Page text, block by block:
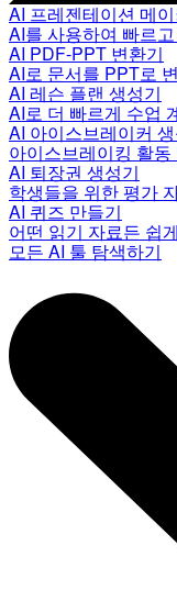
AI 프레젠테이션 메
AI를 사용하여 빠르
AI PDF-PPT 변환기
AI로 문서를 PPT로
AI 레슨 플랜 생성기
AI로 더 빠르게 수업
AI 아이스브레이커
아이스브레이킹 활
AI 퇴장권 생성기
학생들을 위한 평가
AI 퀴즈 만들기
어떤 읽기 자료든 쉽
모든 AI 툴 탐색하기